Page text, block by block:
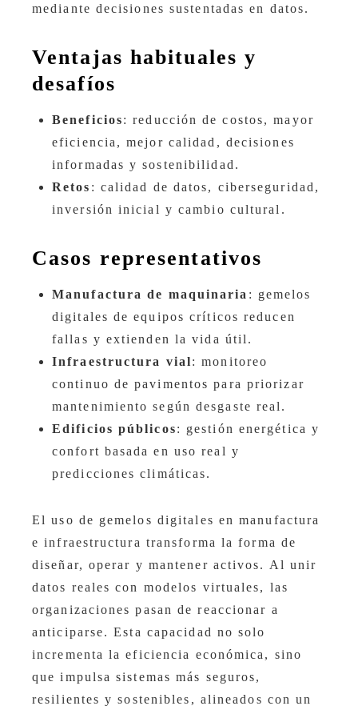
mediante decisiones sustentadas en datos.
Ventajas habituales y
desafíos
Beneficios: reducción de costos, mayor
eficiencia, mejor calidad, decisiones
informadas y sostenibilidad.
Retos : calidad de datos, ciberseguridad,
inversión inicial y cambio cultural.
Casos representativos
Manufactura de maquinaria : gemelos
digitales de equipos críticos reducen
fallas y extienden la vida útil.
Infraestructura vial: monitoreo
continuo de pavimentos para priorizar
mantenimiento según desgaste real.
Edificios públicos: gestión energética y
confort basada en uso real y
predicciones climáticas.
El uso de gemelos digitales en manufactura
e infraestructura transforma la forma de
diseñar, operar y mantener activos. Al unir
datos reales con modelos virtuales, las
organizaciones pasan de reaccionar a
anticiparse. Esta capacidad no solo
incrementa la eficiencia económica, sino
que impulsa sistemas más seguros,
resilientes y sostenibles, alineados con un